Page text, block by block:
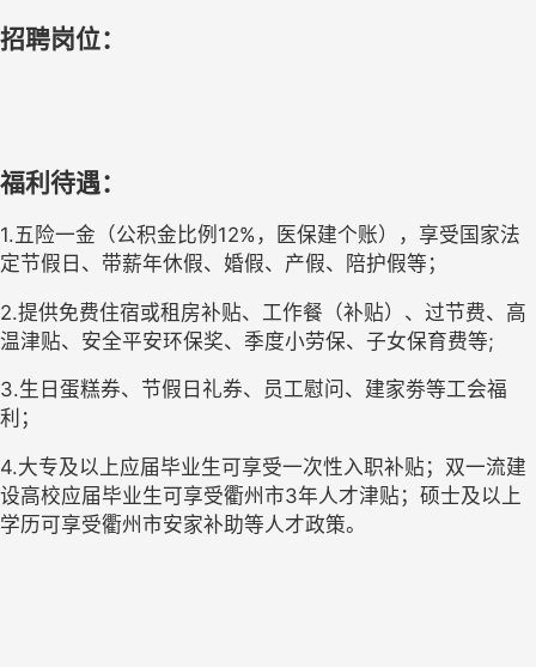
招聘岗位：
福利待遇：
1.五险一金（公积金比例12%，医保建个账），享受国家法
定节假日、带薪年休假、婚假、产假、陪护假等；
2.提供免费住宿或租房补贴、工作餐（补贴）、过节费、高
温津贴、安全平安环保奖、季度小劳保、子女保育费等;
3.生日蛋糕券、节假日礼券、员工慰问、建家劵等工会福
利；
4.大专及以上应届毕业生可享受一次性入职补贴；双一流建
设高校应届毕业生可享受衢州市3年人才津贴；硕士及以上
学历可享受衢州市安家补助等人才政策。